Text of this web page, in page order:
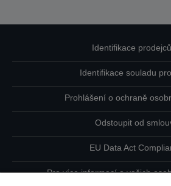
Identifikace prodejců
Identifikace souladu
Prohlášení o ochraně
Odstoupit od
EU Data Act
Pro více informací o vašich